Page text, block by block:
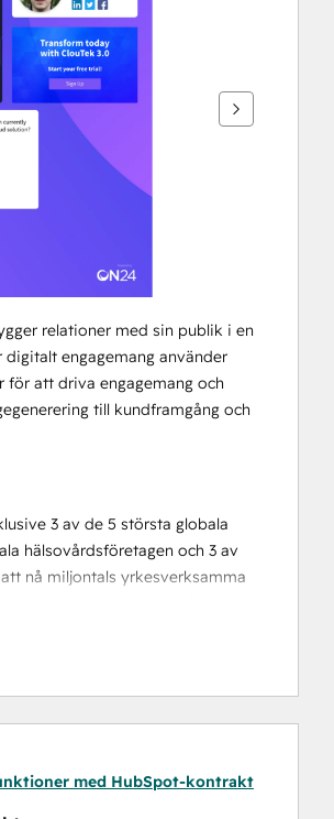
relationer med sin publik i en
engagemang använder
för att driva engagemang och
till kundframgång och
3 av de 5 största globala
hälsovårdsföretagen och 3 av
nå miljontals yrkesverksamma
in, genereras och
i Nordamerika, EMEA och
med HubSpot-kontrakt